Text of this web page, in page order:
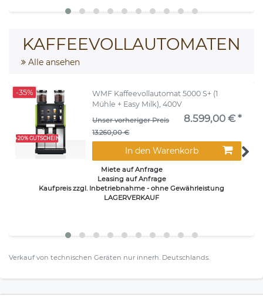
KAFFEEVOLLAUTOMATEN
Alle ansehen
+20% GUTSCHEIN
-35%
WMF Kaffeevollautomat 5000 S+ (1
Mühle + Easy Milk), 400V
Unser vorheriger Preis
13.260,00 €
8.599,00 € *
In den Warenkorb
Miete auf Anfrage
Leasing auf Anfrage
Kaufpreis zzgl. Inbetriebnahme - ohne Gewährleistung
LAGERVERKAUF
Verkauf von technischen Geräten nur innerh. Deutschlands.